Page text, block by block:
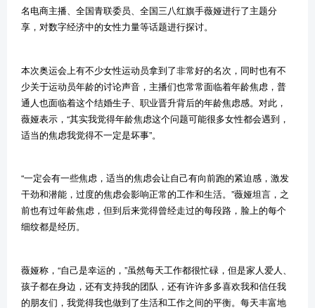
名电商主播、全国青联委员、全国三八红旗手薇娅进行了主题分
享，对数字经济中的女性力量等话题进行探讨。
本次奥运会上有不少女性运动员拿到了非常好的名次，同时也有不
少关于运动员年龄的讨论声音，主播们也常常面临着年龄焦虑，普
通人也面临着这个结婚生子、职业晋升背后的年龄焦虑感。对此，
薇娅表示， “其实我觉得年龄焦虑这个问题可能很多女性都会遇到，
适当的焦虑我觉得不一定是坏事”。
“一定会有一些焦虑，适当的焦虑会让自己有向前跑的紧迫感，激发
干劲和潜能，过度的焦虑会影响正常的工作和生活。”薇娅坦言，之
前也有过年龄焦虑，但到后来觉得曾经走过的每段路，脸上的每个
细纹都是经历。
薇娅称， “自己是幸运的，”虽然每天工作都很忙碌，但是家人爱人、
孩子都在身边，还有支持我的团队，还有许许多多喜欢我和信任我
的朋友们，我觉得我也做到了生活和工作之间的平衡。每天丰富地